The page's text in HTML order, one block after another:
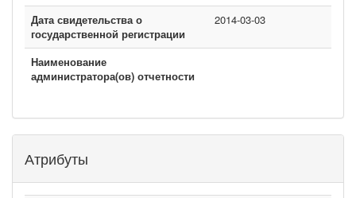
Дата свидетельства о
государственной регистрации
2014-03-03
Наименование
администратора(ов) отчетности
Атрибуты